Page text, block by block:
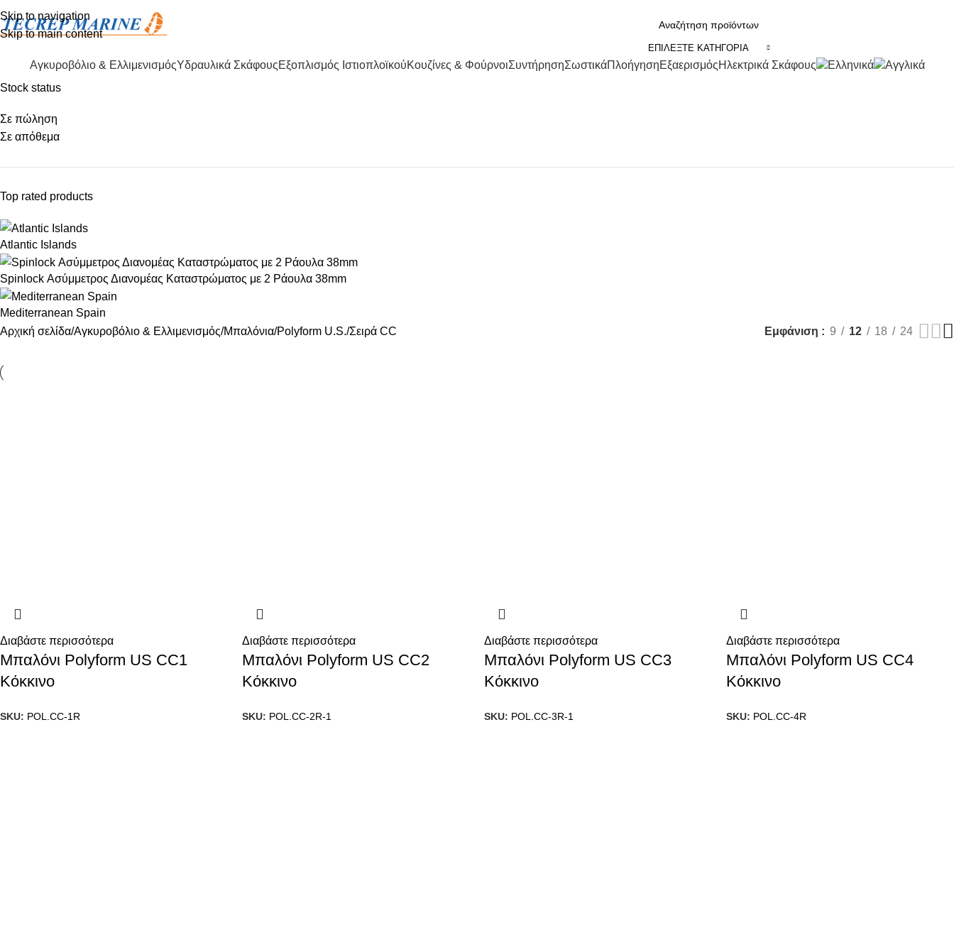
Skip to navigation
Skip to main content
ΕΠΙΛΈΞΤΕ ΚΑΤΗΓΟΡΊΑ
Αγκυροβόλιο & ΕλλιμενισμόςΥδραυλικά ΣκάφουςΕξοπλισμός ΙστιοπλοϊκούΚουζίνες & ΦούρνοιΣυντήρησηΣωστικάΠλοήγησηΕξαερισμόςΗλεκτρικά Σκάφους
Stock status
Σε πώληση
Σε απόθεμα
Top rated products
Atlantic Islands
Spinlock Ασύμμετρος Διανομέας Καταστρώματος με 2 Ράουλα 38mm
Mediterranean Spain
Αρχική σελίδα Αγκυροβόλιο & Ελλιμενισμός Μπαλόνια Polyform U.S. Σειρά CC Εμφάνιση 9 12 18 24
Διαβάστε περισσότερα
Μπαλόνι Polyform US CC1
Κόκκινο
SKU: POL.CC-1R
Διαβάστε περισσότερα
Μπαλόνι Polyform US CC2
Κόκκινο
SKU: POL.CC-2R-1
Διαβάστε περισσότερα
Μπαλόνι Polyform US CC3
Κόκκινο
SKU: POL.CC-3R-1
Διαβάστε περισσότερα
Μπαλόνι Polyform US CC4
Κόκκινο
SKU: POL.CC-4R